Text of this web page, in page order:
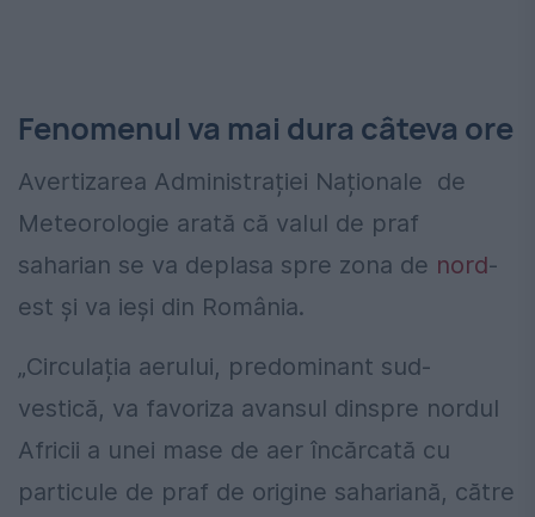
Fenomenul va mai dura câteva ore
Avertizarea Administrației Naționale de
Meteorologie arată că valul de praf
saharian se va deplasa spre zona de nord-
est și va ieși din România.
„Circulația aerului, predominant sud-
vestică, va favoriza avansul dinspre nordul
Africii a unei mase de aer încărcată cu
particule de praf de origine sahariană, către